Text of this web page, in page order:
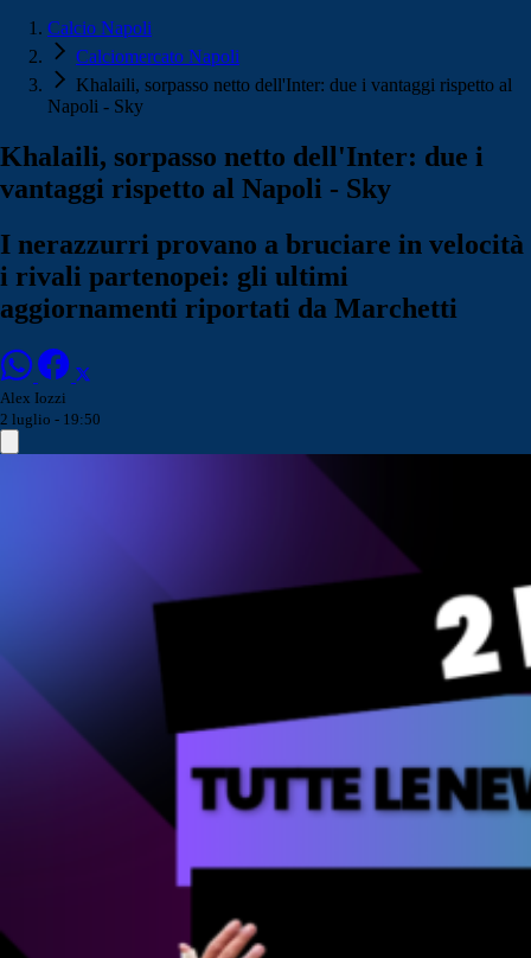
Calcio Napoli
Calciomercato Napoli
Khalaili, sorpasso netto dell'Inter: due i vantaggi rispetto al
Napoli - Sky
Khalaili, sorpasso netto dell'Inter: due i
vantaggi rispetto al Napoli - Sky
I nerazzurri provano a bruciare in velocità
i rivali partenopei: gli ultimi
aggiornamenti riportati da Marchetti
Alex Iozzi
2 luglio - 19:50